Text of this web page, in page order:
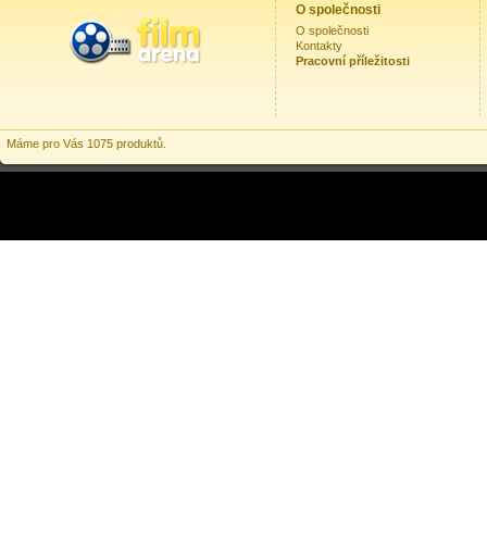
O společnosti
O společnosti
Kontakty
Pracovní příležitosti
Máme pro Vás 1075 produktů.